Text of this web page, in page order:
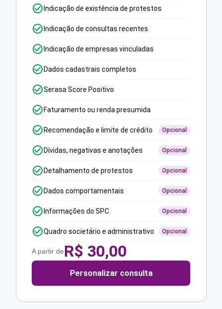
Indicação de existência de protestos
Indicação de consultas recentes
Indicação de empresas vinculadas
Dados cadastrais completos
Serasa Score Positivo
Faturamento ou renda presumida
Recomendação e limite de crédito Opcional
Dívidas, negativas e anotações Opcional
Detalhamento de protestos Opcional
Dados comportamentais Opcional
Informações do SPC Opcional
Quadro societário e administrativo Opcional
A partir deR$ 30,00
Personalizar consulta